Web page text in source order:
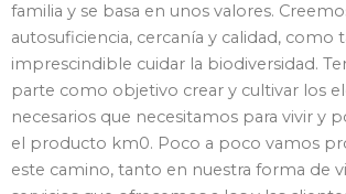
familia y se basa en unos valores.
autosuficiencia, cercanía y calidad, como
imprescindible cuidar la biodiversidad.
parte como objetivo crear y cultivar los
necesarios que necesitamos para vivir y
el producto km0. Poco a poco vamos
este camino, tanto en nuestra forma de